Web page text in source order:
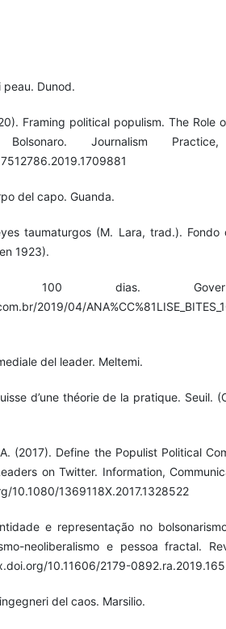
peau. Dunod.
Framing political populism. The Role
Journalism
del capo. Guanda.
taumaturgos (M. Lara, trad.). Fondo
1923).
100 dias.
2019/04/
del leader. Meltemi.
d’une théorie de la pratique. Seuil.
(2017). Define the Populist Political
on Twitter. Information,
10.1080/1369118X.2017.1328522
e representação no
neoliberalismo e pessoa fractal.
10.11606/2179-
del caos. Marsilio.